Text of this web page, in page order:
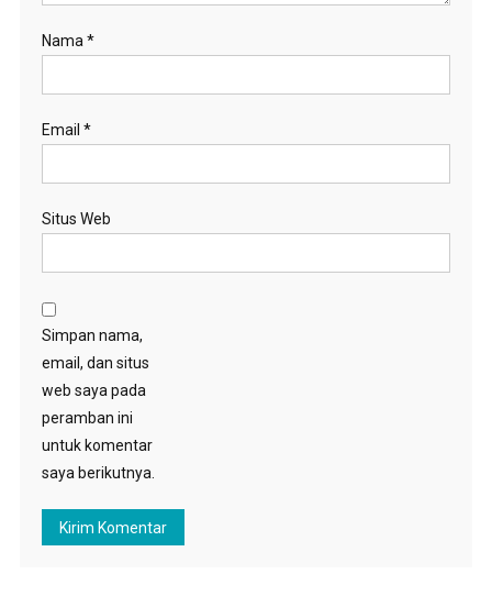
Nama *
Email *
Situs Web
Simpan nama,
email, dan situs
web saya pada
peramban ini
untuk komentar
saya berikutnya.